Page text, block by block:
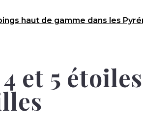
haut de gamme dans les
et 5